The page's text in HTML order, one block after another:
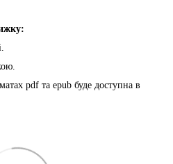
pdf та epub буде доступна в